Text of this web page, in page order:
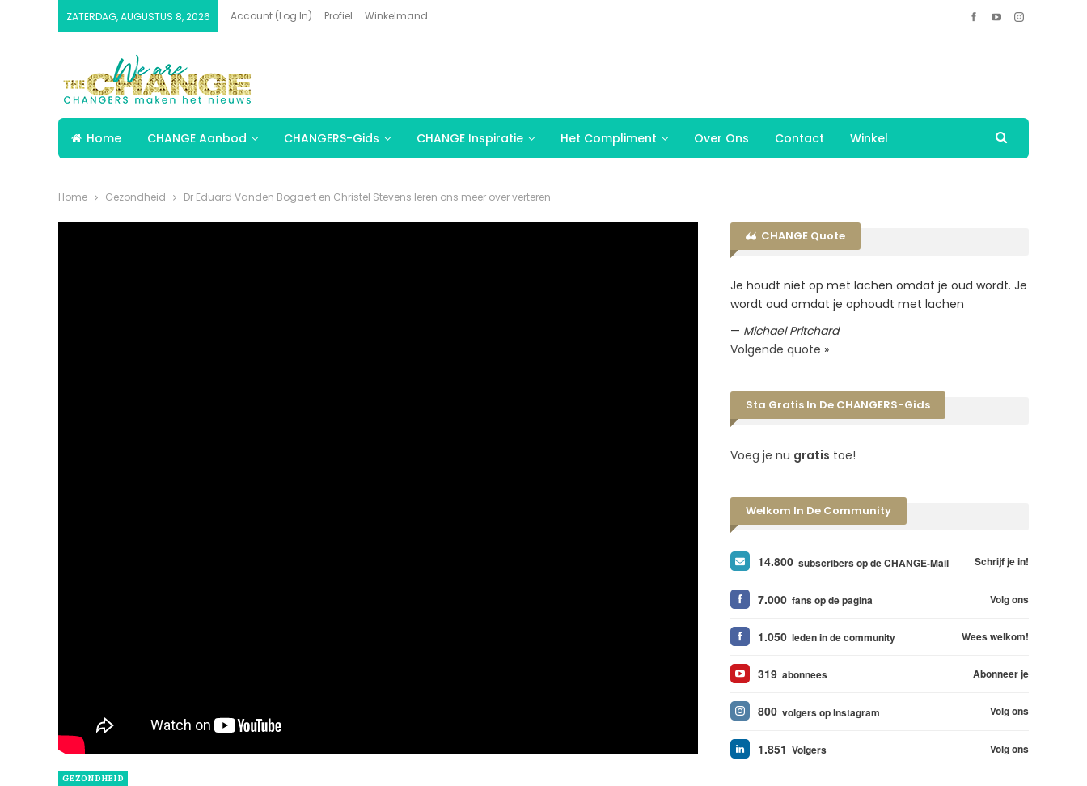
ZATERDAG, AUGUSTUS 8, 2026 Account (Log In) Profiel Winkelmand
Home CHANGE Aanbod CHANGERS-Gids CHANGE Inspiratie Het Compliment Over Ons Contact Winkel
Home Gezondheid Dr Eduard Vanden Bogaert en Christel Stevens leren ons meer over verteren
GEZONDHEID
CHANGE Quote
Je houdt niet op met lachen omdat je oud wordt. Je
wordt oud omdat je ophoudt met lachen
— Michael Pritchard
Volgende quote »
Sta Gratis In De CHANGERS-Gids
Voeg je nu gratis toe!
Welkom In De Community
14.800 subscribers op de CHANGE-Mail Schrijf je in!
7.000 fans op de pagina Volg ons
1.050 leden in de community Wees welkom!
319 abonnees Abonneer je
800 volgers op Instagram Volg ons
1.851 Volgers Volg ons